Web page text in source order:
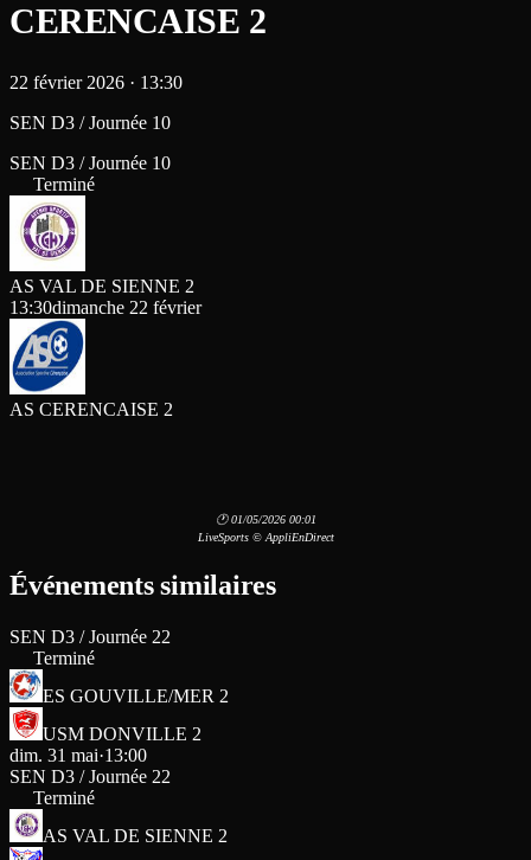
CERENCAISE 2
22 février 2026 · 13:30
SEN D3 / Journée 10
SEN D3 / Journée 10
Terminé
AS VAL DE SIENNE 2
13:30dimanche 22 février
AS CERENCAISE 2
🕐 01/05/2026 00:01
LiveSports © AppliEnDirect
Événements similaires
SEN D3 / Journée 22
Terminé
ES GOUVILLE/MER 2
USM DONVILLE 2
dim. 31 mai·13:00
SEN D3 / Journée 22
Terminé
AS VAL DE SIENNE 2